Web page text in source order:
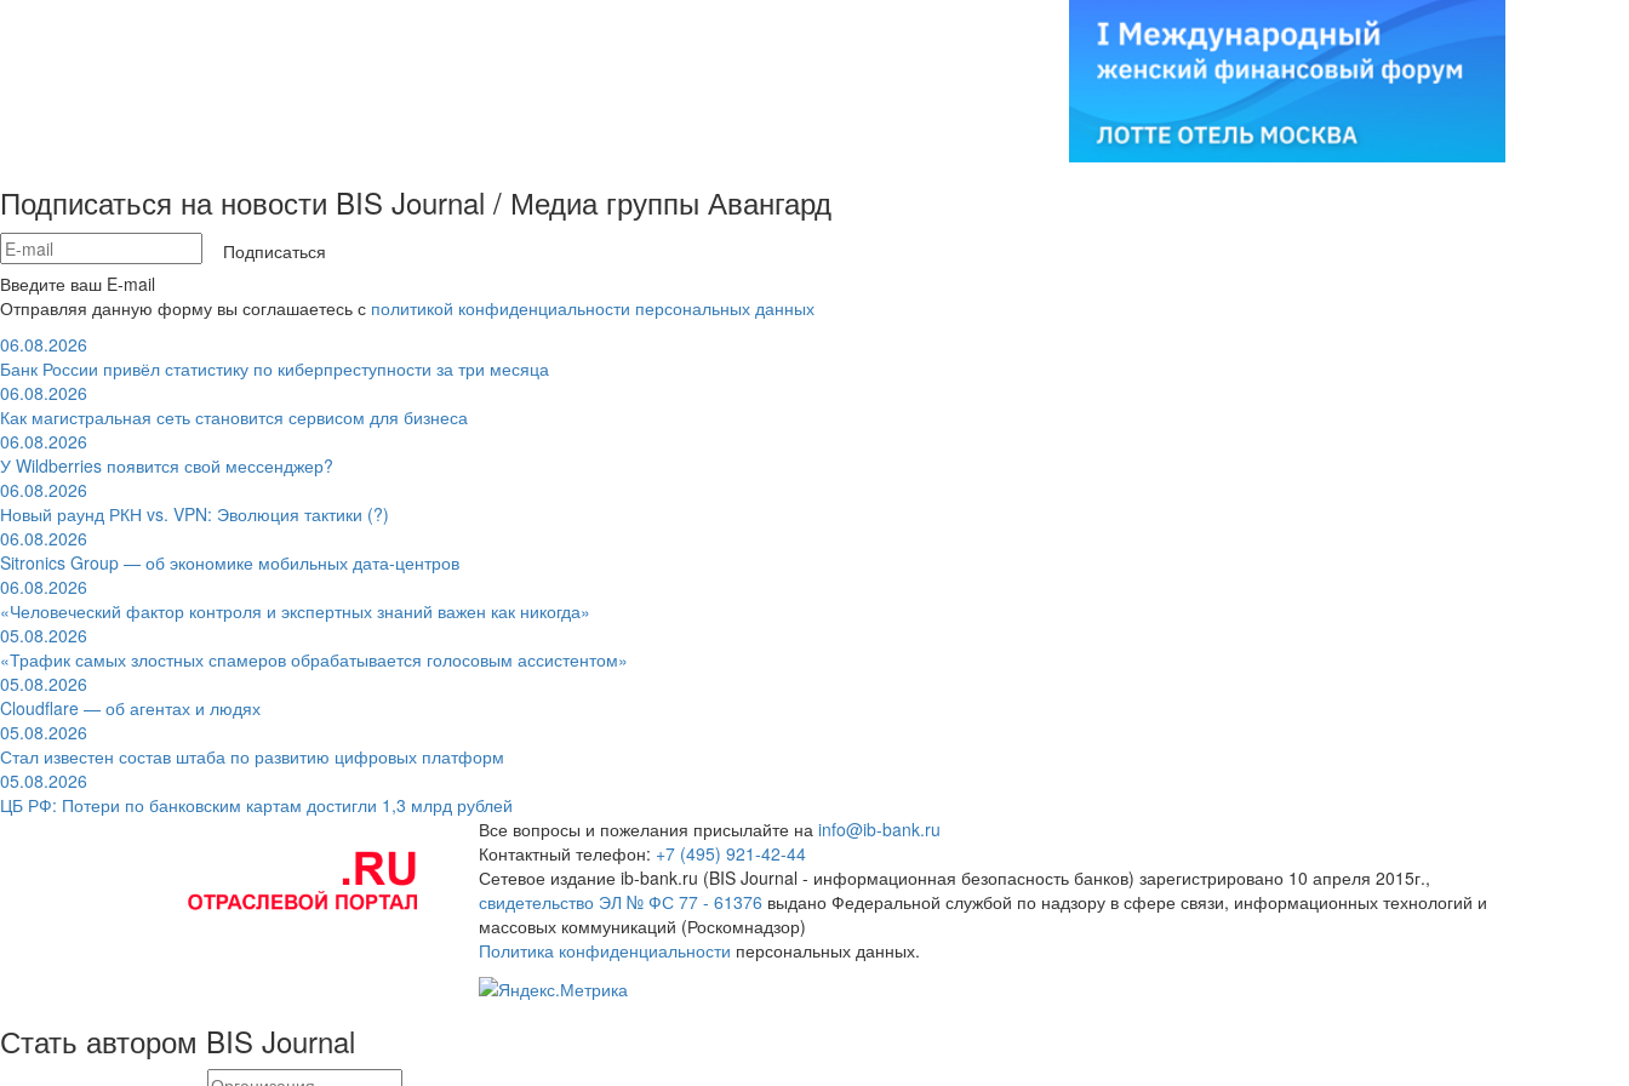
Подписаться на новости BIS Journal / Медиа группы Авангард
Подписаться
Введите ваш E-mail
Отправляя данную форму вы соглашаетесь с политикой конфиденциальности персональных данных
06.08.2026
Банк России привёл статистику по киберпреступности за три месяца
06.08.2026
Как магистральная сеть становится сервисом для бизнеса
06.08.2026
У Wildberries появится свой мессенджер?
06.08.2026
Новый раунд РКН vs. VPN: Эволюция тактики (?)
06.08.2026
Sitronics Group — об экономике мобильных дата-центров
06.08.2026
«Человеческий фактор контроля и экспертных знаний важен как никогда»
05.08.2026
«Трафик самых злостных спамеров обрабатывается голосовым ассистентом»
05.08.2026
Cloudflare — об агентах и людях
05.08.2026
Стал известен состав штаба по развитию цифровых платформ
05.08.2026
ЦБ РФ: Потери по банковским картам достигли 1,3 млрд рублей
Все вопросы и пожелания присылайте на info@ib-bank.ru
Контактный телефон: +7 (495) 921-42-44
Сетевое издание ib-bank.ru (BIS Journal - информационная безопасность банков) зарегистрировано 10 апреля 2015г.,
свидетельство ЭЛ № ФС 77 - 61376 выдано Федеральной службой по надзору в сфере связи, информационных технологий и
массовых коммуникаций (Роскомнадзор)
Политика конфиденциальности персональных данных.
Стать автором BIS Journal